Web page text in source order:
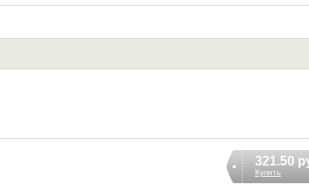
321.50
Купить